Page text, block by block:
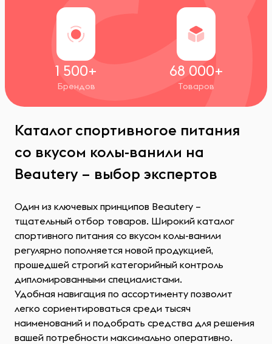
1 500+
Брендов
68 000+
Товаров
Каталог спортивногое питания
со вкусом колы-ванили на
Beautery – выбор экспертов
Один из ключевых принципов Beautery –
тщательный отбор товаров. Широкий каталог
спортивного питания со вкусом колы-ванили
регулярно пополняется новой продукцией,
прошедшей строгий категорийный контроль
дипломированными специалистами.
Удобная навигация по ассортименту позволит
легко сориентироваться среди тысяч
наименований и подобрать средства для решения
вашей потребности максимально оперативно.